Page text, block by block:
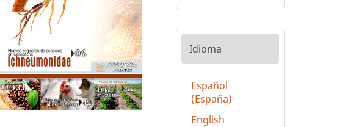
Idioma
Español
(España)
English